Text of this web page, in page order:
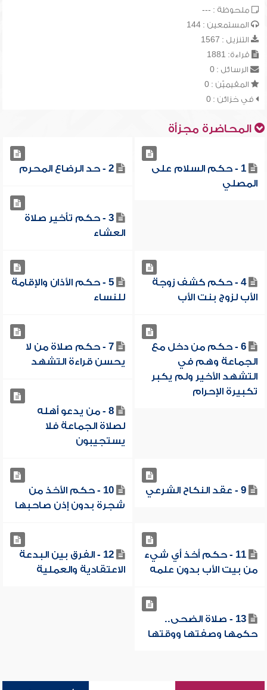
ملحوظة : ---
المستمعين : 144
التنزيل : 1567
قراءة: 1881
الرسائل : 0
المقيميّن : 0
في خزائن : 0
المحاضرة مجزأة
1 - حكم السلام على
المصلي
2 - حد الرضاع المحرم
3 - حكم تأخير صلاة
العشاء
4 - حكم كشف زوجة
الأب لزوج بنت الأب
5 - حكم الأذان والإقامة
للنساء
6 - حكم من دخل مع
الجماعة وهم في
التشهد الأخير ولم يكبر
تكبيرة الإحرام
7 - حكم صلاة من لا
يحسن قراءة التشهد
8 - من يدعو أهله
لصلاة الجماعة فلا
يستجيبون
9 - عقد النكاح الشرعي
10 - حكم الأخذ من
شجرة بدون إذن صاحبها
11 - حكم أخذ أي شيء
من بيت الأب بدون علمه
12 - الفرق بين البدعة
الاعتقادية والعملية
13 - صلاة الضحى..
حكمها وصفتها ووقتها